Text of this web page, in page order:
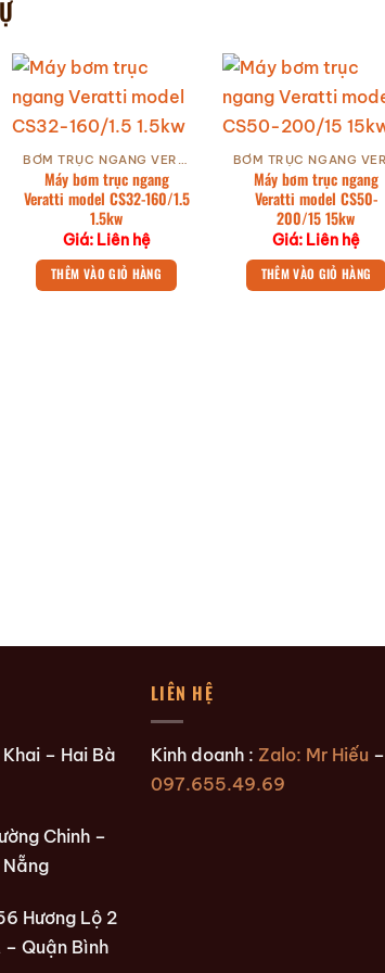
BƠM TRỤC NGANG VERATTI GIÁ TỐT
Máy bơm trục ngang
Veratti model CS32-160/1.5
1.5kw
Giá: Liên hệ
THÊM VÀO GIỎ HÀNG
Máy bơm trục ngang
Veratti model CS50-
200/15 15kw
Giá: Liên hệ
THÊM VÀO GIỎ HÀNG
– Hai Bà
Chinh –
Hương Lộ 2
Quận Bình
LIÊN HỆ
Kinh doanh : Zalo: Mr Hiếu –
097.655.49.69